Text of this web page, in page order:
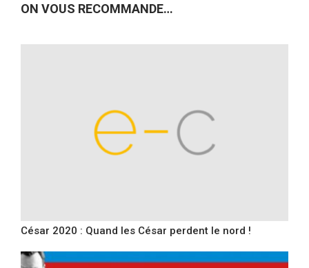
ON VOUS RECOMMANDE…
César 2020 : Quand les César perdent le nord !